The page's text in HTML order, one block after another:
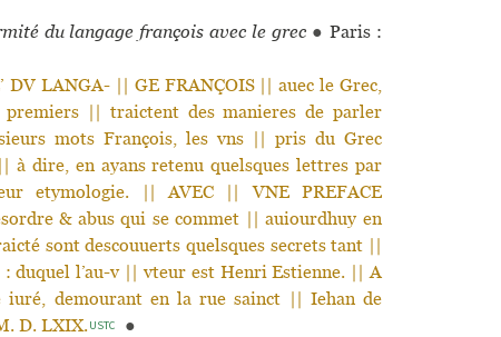
du langage françois avec le grec ● Paris :
DV LANGA- || GE FRANÇOIS || auec le Grec,
|| traictent des manieres de parler
mots François, les vns || pris du Grec
à dire, en ayans retenu quelsques lettres par
etymologie. || AVEC || VNE PREFACE
& abus qui se commet || auiourdhuy en
sont descouuerts quelsques secrets tant ||
: duquel l’au-v || vteur est Henri Estienne. || A
iuré, demourant en la rue sainct || Iehan de
D. LXIX.USTC ●